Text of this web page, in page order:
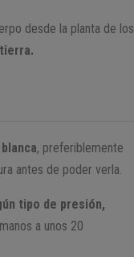
desde la planta de los
, preferiblemente
antes de poder verla.
tipo de presión,
a unos 20